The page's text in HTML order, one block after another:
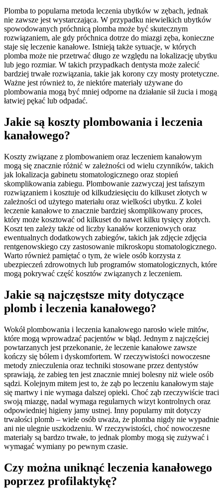
Plomba to popularna metoda leczenia ubytków w zębach, jednak
nie zawsze jest wystarczająca. W przypadku niewielkich ubytków
spowodowanych próchnicą plomba może być skutecznym
rozwiązaniem, ale gdy próchnica dotrze do miazgi zęba, konieczne
staje się leczenie kanałowe. Istnieją także sytuacje, w których
plomba może nie przetrwać długo ze względu na lokalizację ubytku
lub jego rozmiar. W takich przypadkach dentysta może zalecić
bardziej trwałe rozwiązania, takie jak korony czy mosty protetyczne.
Ważne jest również to, że niektóre materiały używane do
plombowania mogą być mniej odporne na działanie sił żucia i mogą
łatwiej pękać lub odpadać.
Jakie są koszty plombowania i leczenia
kanałowego?
Koszty związane z plombowaniem oraz leczeniem kanałowym
mogą się znacznie różnić w zależności od wielu czynników, takich
jak lokalizacja gabinetu stomatologicznego oraz stopień
skomplikowania zabiegu. Plombowanie zazwyczaj jest tańszym
rozwiązaniem i kosztuje od kilkudziesięciu do kilkuset złotych w
zależności od użytego materiału oraz wielkości ubytku. Z kolei
leczenie kanałowe to znacznie bardziej skomplikowany proces,
który może kosztować od kilkuset do nawet kilku tysięcy złotych.
Koszt ten zależy także od liczby kanałów korzeniowych oraz
ewentualnych dodatkowych zabiegów, takich jak zdjęcie zdjęcia
rentgenowskiego czy zastosowanie mikroskopu stomatologicznego.
Warto również pamiętać o tym, że wiele osób korzysta z
ubezpieczeń zdrowotnych lub programów stomatologicznych, które
mogą pokrywać część kosztów związanych z leczeniem.
Jakie są najczęstsze mity dotyczące
plomb i leczenia kanałowego?
Wokół plombowania i leczenia kanałowego narosło wiele mitów,
które mogą wprowadzać pacjentów w błąd. Jednym z najczęściej
powtarzanych jest przekonanie, że leczenie kanałowe zawsze
kończy się bólem i dyskomfortem. W rzeczywistości nowoczesne
metody znieczulenia oraz techniki stosowane przez dentystów
sprawiają, że zabieg ten jest znacznie mniej bolesny niż wiele osób
sądzi. Kolejnym mitem jest to, że ząb po leczeniu kanałowym staje
się martwy i nie wymaga dalszej opieki. Choć ząb rzeczywiście traci
swoją miazgę, nadal wymaga regularnych wizyt kontrolnych oraz
odpowiedniej higieny jamy ustnej. Inny popularny mit dotyczy
trwałości plomb – wiele osób uważa, że plomba nigdy nie wypadnie
ani nie ulegnie uszkodzeniu. W rzeczywistości, choć nowoczesne
materiały są bardzo trwałe, to jednak plomby mogą się zużywać i
wymagać wymiany po pewnym czasie.
Czy można uniknąć leczenia kanałowego
poprzez profilaktykę?